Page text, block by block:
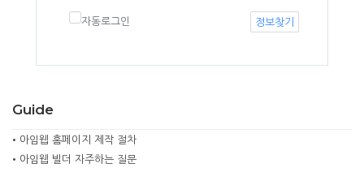
자동로그인 정보찾기
Guide
• 아임웹 홈페이지 제작 절차
• 아임웹 빌더 자주하는 질문